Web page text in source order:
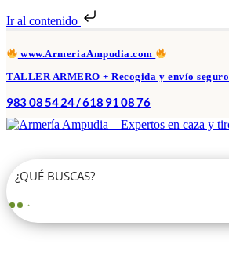
Ir al contenido
www.ArmeriaAmpudia.com
TALLER ARMERO + Recogida y envío seguro
983 08 54 24 / 618 91 08 76